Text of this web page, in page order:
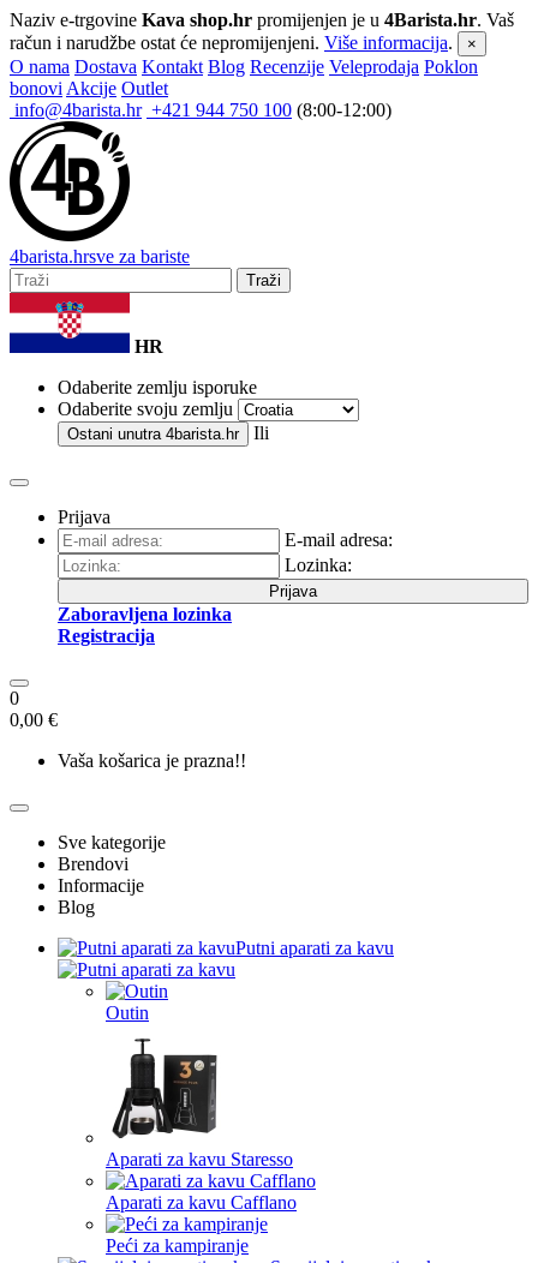
Naziv e-trgovine Kava shop.hr promijenjen je u 4Barista.hr. Vaš
račun i narudžbe ostat će nepromijenjeni. Više informacija. ×
O nama Dostava Kontakt Blog Recenzije Veleprodaja Poklon
bonovi Akcije Outlet
info@4barista.hr +421 944 750 100 (8:00-12:00)
4barista.hrsve za bariste
Traži
HR
Odaberite zemlju isporuke
Odaberite svoju zemlju
Ostani unutra 4barista.hr Ili
Prijava
E-mail adresa:
Lozinka:
Prijava
Zaboravljena lozinka
Registracija
0
0,00 €
Vaša košarica je prazna!!
Sve kategorije
Brendovi
Informacije
Blog
Putni aparati za kavu
Outin
Aparati za kavu Staresso
Aparati za kavu Cafflano
Peći za kampiranje